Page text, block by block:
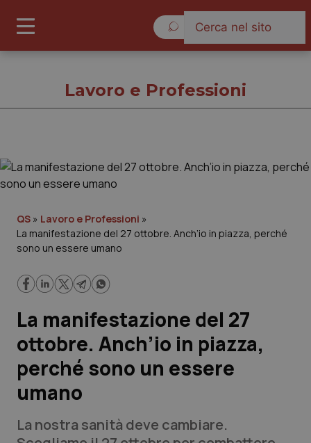
Governo e Parlamento
Regioni e Asl
Lavoro e Professioni
Scienza e Farmaci
Studi e Analisi
Lettere al direttore
Lavoro e Professioni
QS » Lavoro e Professioni »
La manifestazione del 27 ottobre. Anch’io in piazza, perché
sono un essere umano
La manifestazione del 27
ottobre. Anch’io in piazza,
perché sono un essere
umano
La nostra sanità deve cambiare.